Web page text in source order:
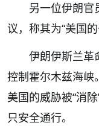
另一位伊朗官
议，称其为“美国的
伊朗伊斯兰革
控制霍尔木兹海峡
美国的威胁被“消
只安全通行。